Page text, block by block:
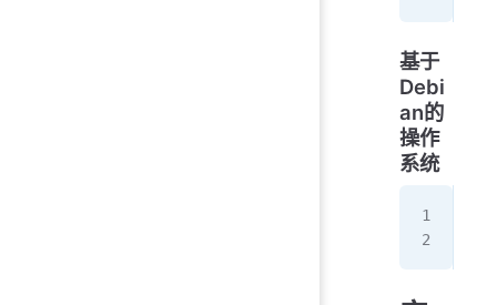
基于
Debi
an的
操作
系统